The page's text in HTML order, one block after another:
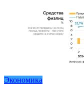
Экономика